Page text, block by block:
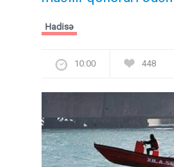
Hadisə
10:00 448